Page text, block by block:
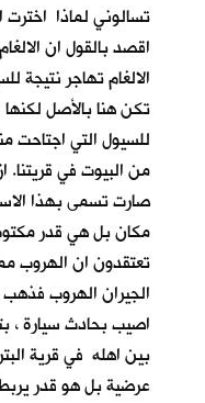
تسالوني لماذا
اقصد بالقول ان
الالغام تهاجر
تكن هنا بالأصل
للسيول التي اجتاحت
من البيوت في قريتنا.
صارت تسمى بهذا
مكان بل هي قدر
تعتقدون ان الهروب
الجيران الهروب
اصيب بحادث سيارة ،
بين اهله في قرية
عرضية بل هو قدر